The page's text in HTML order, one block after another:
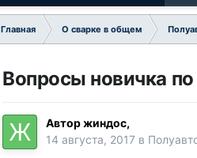
Главная О сварке в общем
Вопросы новичка по
Авторжиндос,
14 августа, 2017 в